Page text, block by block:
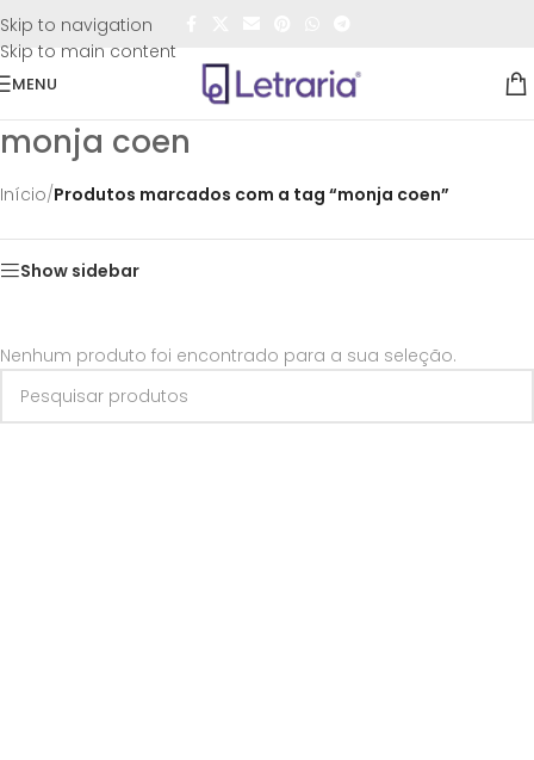
Skip to navigation
Skip to main content
FRETE GRÁTIS
MENU
monja coen
Início/Produtos marcados com a tag “monja coen”
Show sidebar
Nenhum produto foi encontrado para a sua seleção.